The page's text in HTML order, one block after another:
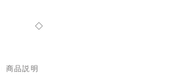
◇
商品説明